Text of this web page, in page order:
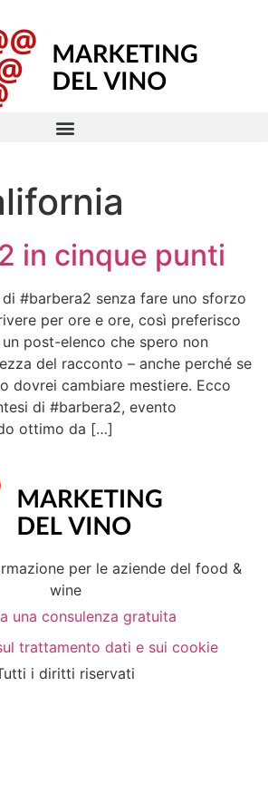
in cinque punti
#barbera2 senza fare uno sforzo
per ore e ore, così preferisco
post-elenco che spero non
del racconto – anche perché se
dovrei cambiare mestiere. Ecco
di #barbera2, evento
ottimo da […]
per le aziende del food &
wine
una consulenza gratuita
trattamento dati e sui cookie
i diritti riservati